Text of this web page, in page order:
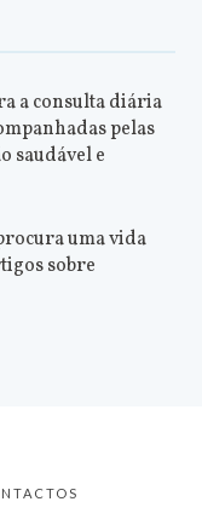
a consulta diária
pelas
saudável e
uma vida
sobre